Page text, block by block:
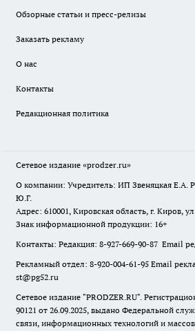
Обзорные статьи и пресс-релизы
Заказать рекламу
О нас
Контакты
Редакционная политика
Сетевое издание «prodzer.ru»
О компании: Учредитель: ИП Звеняцкая Е.А.
Ю.Г.
Адрес: 610001, Кировская область, г. Киров,
Знак информационной продукции: 16+
Контакты: Редакция: 8-927-669-90-87 Email
Рекламный отдел: 8-920-004-61-95 Email
st@pg52.ru
Сетевое издание "PRODZER.RU".
90121 от 26.09.2025, выдано Федеральной
связи, информационных технологий и